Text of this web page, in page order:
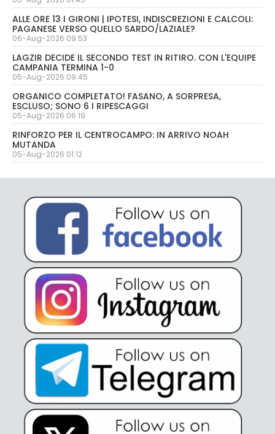
ALLE ORE 13 I GIRONI | IPOTESI, INDISCREZIONI E CALCOLI:
PAGANESE VERSO QUELLO SARDO/LAZIALE?
06-Aug-2026 09:53
LAGZIR DECIDE IL SECONDO TEST IN RITIRO. CON L'EQUIPE
CAMPANIA TERMINA 1-0
05-Aug-2026 09:45
ORGANICO COMPLETATO! FASANO, A SORPRESA,
ESCLUSO; SONO 6 I RIPESCAGGI
05-Aug-2026 06:19
RINFORZO PER IL CENTROCAMPO: IN ARRIVO NOAH
MUTANDA
05-Aug-2026 01:12